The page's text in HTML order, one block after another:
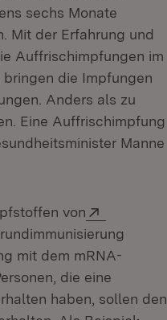
sechs Monate
Mit der Erfahrung und
Fenster)
Auffrischimpfungen im
die Impfungen
Anders als zu
Eine Auffrischimpfung
Manne
von
mit dem mRNA-
die eine
haben, sollen den